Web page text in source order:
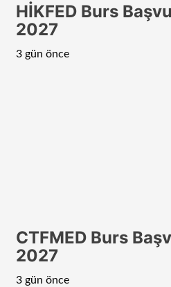
HİKFED Burs
2027
3 gün önce
CTFMED Burs
2027
3 gün önce